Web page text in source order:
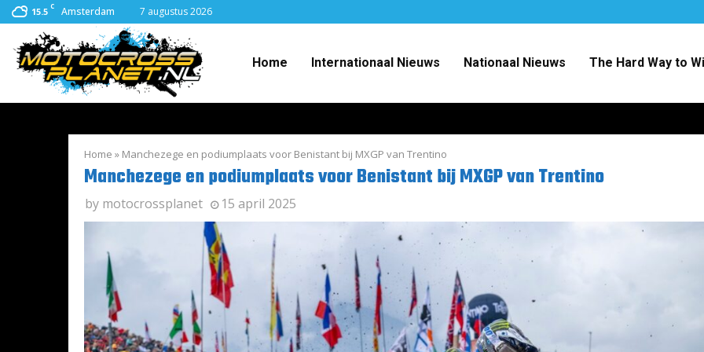
15.5 C Amsterdam 7 augustus 2026
Home Internationaal Nieuws Nationaal Nieuws The Hard Way to
Home » Manchezege en podiumplaats voor Benistant bij MXGP van Trentino
Manchezege en podiumplaats voor Benistant bij MXGP van Trentino
by motocrossplanet 15 april 2025